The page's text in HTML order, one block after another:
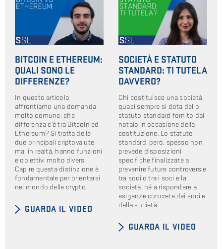
BITCOIN E ETHEREUM:
QUALI SONO LE
DIFFERENZE?
In questo articolo
affrontiamo una domanda
molto comune: che
differenza c’è tra Bitcoin ed
Ethereum? Si tratta delle
due principali criptovalute
ma, in realtà, hanno funzioni
e obiettivi molto diversi.
Capire questa distinzione è
fondamentale per orientarsi
nel mondo delle crypto.
GUARDA IL VIDEO
SOCIETÀ E STATUTO
STANDARD: TI TUTELA
DAVVERO?
Chi costituisce una società,
quasi sempre si dota dello
statuto standard fornito dal
notaio in occasione della
costituzione. Lo statuto
standard, però, spesso non
prevede disposizioni
specifiche finalizzate a
prevenire future controversie
tra soci o tra i soci e la
società, né a rispondere a
esigenze concrete dei soci e
della società.
GUARDA IL VIDEO